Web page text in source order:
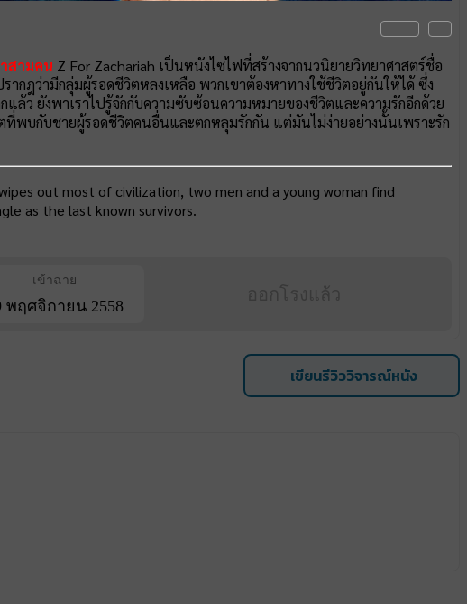
าสามคน Z For Zachariah เป็นหนังไซไฟที่สร้างจากนวนิยายวิทยาศาสตร์ชื่อ
ากฎว่ามีกลุ่มผู้รอดชีวิตหลงเหลือ พวกเขาต้องหาทางใช้ชีวิตอยู่กันให้ได้ ซึ่ง
ล้ว ยังพาเราไปรู้จักกับความซับซ้อนความหมายของชีวิตและความรักอีกด้วย
ตที่พบกับชายผู้รอดชีวิตคนอื่นและตกหลุมรักกัน แต่มันไม่ง่ายอย่างนั้นเพราะรัก
out most of civilization, two men and a young woman find
as the last known survivors.
เข้าฉาย
พฤศจิกายน 2558
เขียนรีวิววิจารณ์หนัง